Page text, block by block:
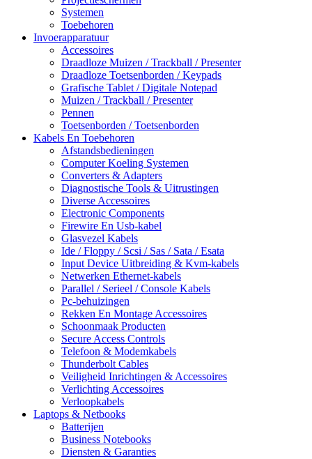
Systemen
Toebehoren
Invoerapparatuur
Accessoires
Draadloze Muizen / Trackball / Presenter
Draadloze Toetsenborden / Keypads
Grafische Tablet / Digitale Notepad
Muizen / Trackball / Presenter
Pennen
Toetsenborden / Toetsenborden
Kabels En Toebehoren
Afstandsbedieningen
Computer Koeling Systemen
Converters & Adapters
Diagnostische Tools & Uitrustingen
Diverse Accessoires
Electronic Components
Firewire En Usb-kabel
Glasvezel Kabels
Ide / Floppy / Scsi / Sas / Sata / Esata
Input Device Uitbreiding & Kvm-kabels
Netwerken Ethernet-kabels
Parallel / Serieel / Console Kabels
Pc-behuizingen
Rekken En Montage Accessoires
Schoonmaak Producten
Secure Access Controls
Telefoon & Modemkabels
Thunderbolt Cables
Veiligheid Inrichtingen & Accessoires
Verlichting Accessoires
Verloopkabels
Laptops & Netbooks
Batterijen
Business Notebooks
Diensten & Garanties